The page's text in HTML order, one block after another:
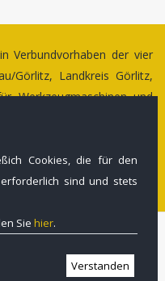
Cookies, die für den
sind und stets
Sie hier.
Verstanden
Verbundvorhaben der vier
Görlitz, Landkreis Görlitz,
Werkzeugmaschinen und
und Projektleiter des
Hochschule Zittau/Görlitz